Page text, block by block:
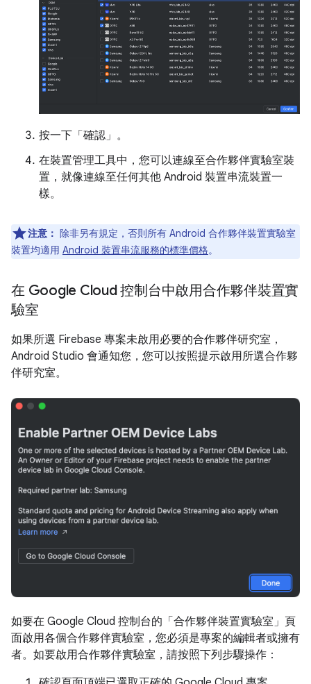
按一下「確認」 。
在裝置管理工具中，您可以連線至合作夥伴實驗室裝
置，就像連線至任何其他 Android 裝置串流裝置一
樣。
注意： 除非另有規定，否則所有 Android 合作夥伴裝置實驗室
裝置均適用 Android 裝置串流服務的標準價格。
在 Google Cloud 控制台中啟用合作夥伴裝置實
驗室
如果所選 Firebase 專案未啟用必要的合作夥伴研究室，
Android Studio 會通知您，您可以按照提示啟用所選合作夥
伴研究室。
如要在 Google Cloud 控制台的「合作夥伴裝置實驗室」 頁
面啟用各個合作夥伴實驗室，您必須是專案的編輯者或擁有
者。如要啟用合作夥伴實驗室，請按照下列步驟操作：